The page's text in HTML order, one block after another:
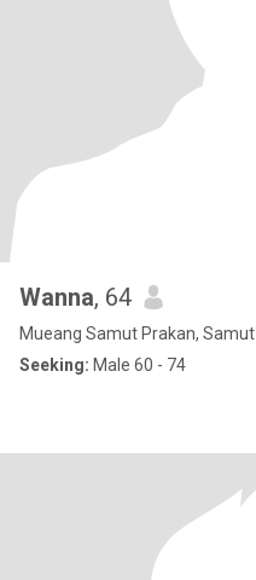
Wanna, 64
Mueang Samut Prakan,
Seeking: Male 60 - 74